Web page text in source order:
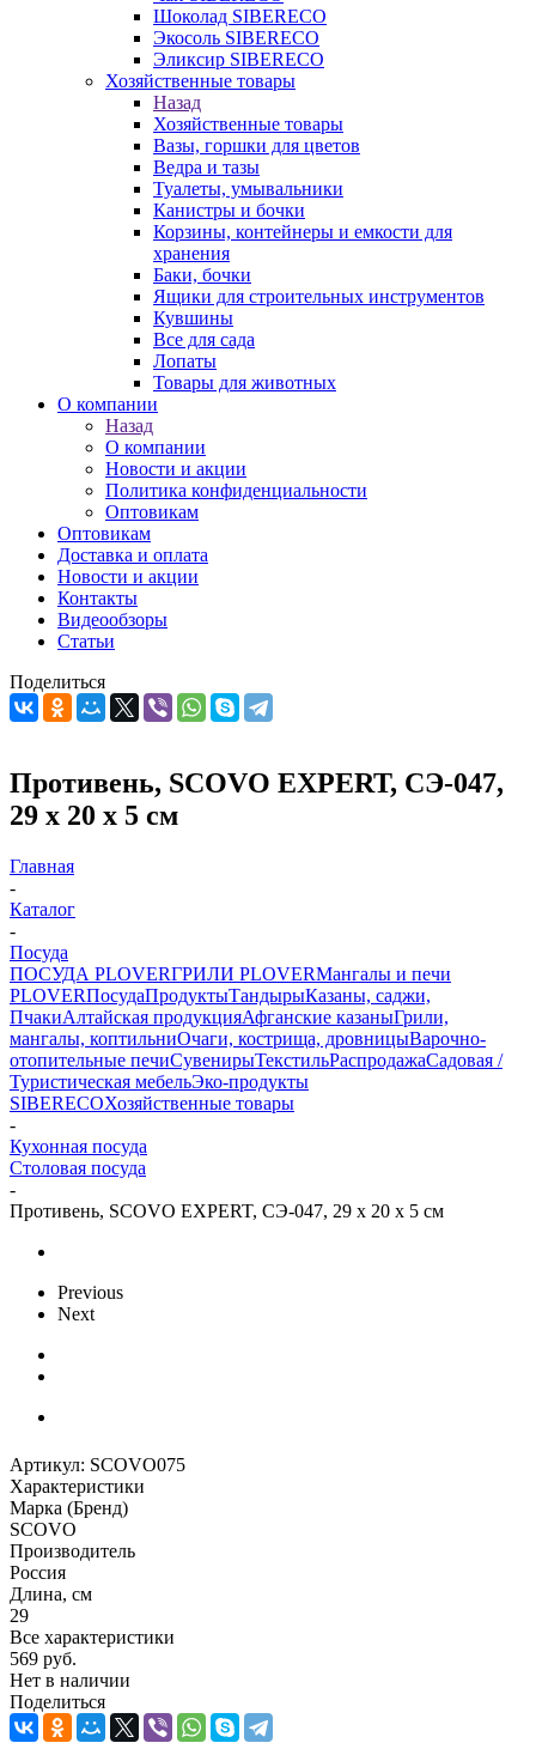
Шоколад SIBERECO
Экосоль SIBERECO
Эликсир SIBERECO
Хозяйственные товары
Назад
Хозяйственные товары
Вазы, горшки для цветов
Ведра и тазы
Туалеты, умывальники
Канистры и бочки
Корзины, контейнеры и емкости для
хранения
Баки, бочки
Ящики для строительных инструментов
Кувшины
Все для сада
Лопаты
Товары для животных
О компании
Назад
О компании
Новости и акции
Политика конфиденциальности
Оптовикам
Оптовикам
Доставка и оплата
Новости и акции
Контакты
Видеообзоры
Статьи
Поделиться
Противень, SCOVO EXPERT, СЭ-047,
29 х 20 х 5 см
Главная
-
Каталог
-
Посуда
ПОСУДА PLOVERГРИЛИ PLOVERМангалы и печи
PLOVERПосудаПродуктыТандырыКазаны, саджи,
ПчакиАлтайская продукцияАфганские казаныГрили,
мангалы, коптильниОчаги, кострища, дровницыВарочно-
отопительные печиСувенирыТекстильРаспродажаСадовая /
Туристическая мебельЭко-продукты
SIBERECOХозяйственные товары
-
Кухонная посуда
Столовая посуда
-
Противень, SCOVO EXPERT, СЭ-047, 29 х 20 х 5 см
Previous
Next
Артикул: SCOVO075
Характеристики
Марка (Бренд)
SCOVO
Производитель
Россия
Длина, см
29
Все характеристики
569 руб.
Нет в наличии
Поделиться